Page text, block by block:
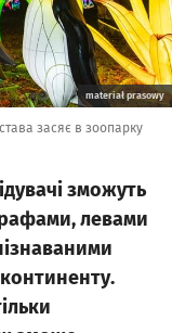
materiał prasowy
засяє в зоопарку
зможуть
левами